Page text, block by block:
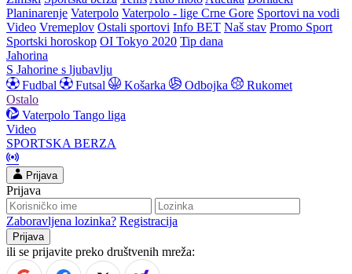
Planinarenje Vaterpolo Vaterpolo - lige Crne Gore Sportovi na vodi
Video Vremeplov Ostali sportovi Info BET Naš stav Promo Sport
Sportski horoskop OI Tokyo 2020 Tip dana
Jahorina
S Jahorine s ljubavlju
Fudbal
Futsal Košarka Odbojka
Rukomet
Ostalo
Vaterpolo Tango liga
Video
SPORTSKA BERZA
Prijava
Prijava
Zaboravljena lozinka? Registracija
ili se prijavite preko društvenih mreža: